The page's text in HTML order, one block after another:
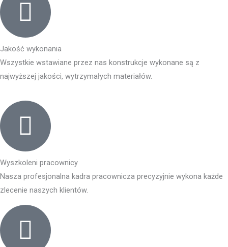
Jakość wykonania
Wszystkie wstawiane przez nas konstrukcje wykonane są z
najwyższej jakości, wytrzymałych materiałów.
Wyszkoleni pracownicy
Nasza profesjonalna kadra pracownicza precyzyjnie wykona każde
zlecenie naszych klientów.